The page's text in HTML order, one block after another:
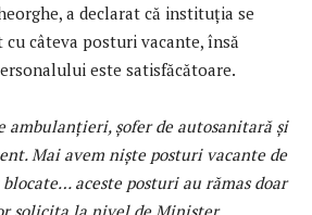
a declarat că instituția se
câteva posturi vacante, însă
este satisfăcătoare.
ambulanțieri, șofer de autosanitară și
Mai avem niște posturi vacante de
aceste posturi au rămas doar